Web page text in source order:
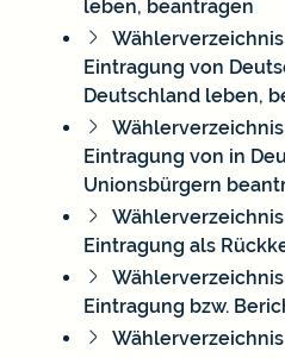
leben, beantragen
Eintragung von
Deutschland leben,
Eintragung von in
Unionsbürgern
Eintragung als
Eintragung bzw.